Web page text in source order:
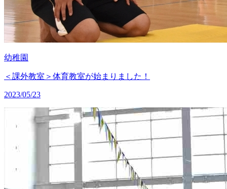
幼稚園
＜課外教室＞体育教室が始まりました！
2023/05/23